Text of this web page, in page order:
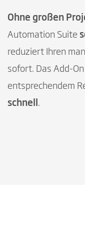
Ohne großen
Automation Suite
reduziert Ihren
sofort. Das Add-On
entsprechendem
schnell .